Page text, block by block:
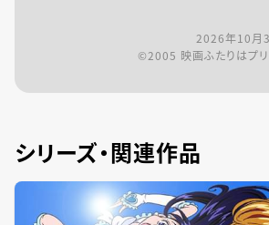
2026年10月
©2005 映画ふたりはプ
シリーズ・関連作品